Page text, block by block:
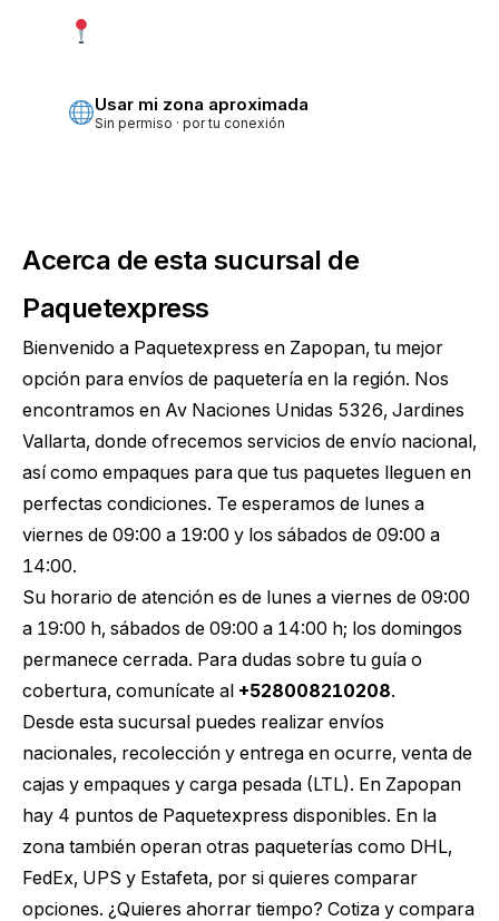
Usar mi zona aproximada
Sin permiso · por tu conexión
Acerca de esta sucursal de
Paquetexpress
Bienvenido a Paquetexpress en Zapopan, tu mejor
opción para envíos de paquetería en la región. Nos
encontramos en Av Naciones Unidas 5326, Jardines
Vallarta, donde ofrecemos servicios de envío nacional,
así como empaques para que tus paquetes lleguen en
perfectas condiciones. Te esperamos de lunes a
viernes de 09:00 a 19:00 y los sábados de 09:00 a
14:00.
Su horario de atención es de lunes a viernes de 09:00
a 19:00 h, sábados de 09:00 a 14:00 h; los domingos
permanece cerrada. Para dudas sobre tu guía o
cobertura, comunícate al +528008210208.
Desde esta sucursal puedes realizar envíos
nacionales, recolección y entrega en ocurre, venta de
cajas y empaques y carga pesada (LTL). En Zapopan
hay 4 puntos de Paquetexpress disponibles. En la
zona también operan otras paqueterías como DHL,
FedEx, UPS y Estafeta, por si quieres comparar
opciones. ¿Quieres ahorrar tiempo? Cotiza y compara